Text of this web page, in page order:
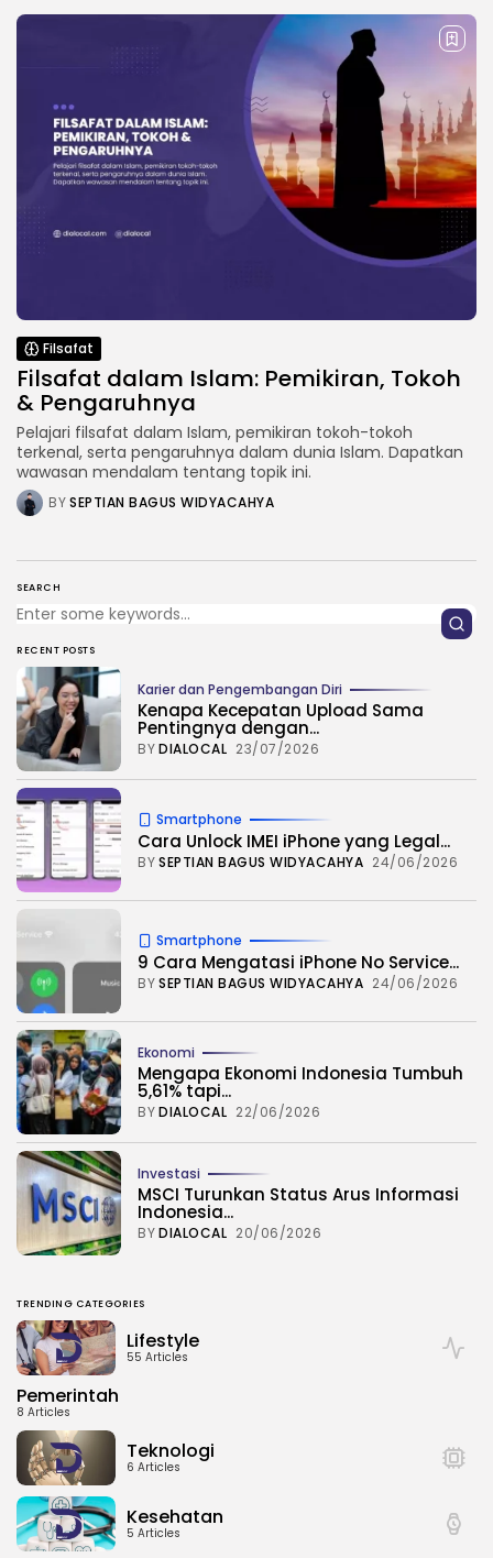
Filsafat
Filsafat dalam Islam: Pemikiran, Tokoh
& Pengaruhnya
Pelajari filsafat dalam Islam, pemikiran tokoh-tokoh
terkenal, serta pengaruhnya dalam dunia Islam. Dapatkan
wawasan mendalam tentang topik ini.
BYSEPTIAN BAGUS WIDYACAHYA
SEARCH
RECENT POSTS
Karier dan Pengembangan Diri
Kenapa Kecepatan Upload Sama
Pentingnya dengan...
BYDIALOCAL 23/07/2026
Smartphone
Cara Unlock IMEI iPhone yang Legal...
BYSEPTIAN BAGUS WIDYACAHYA 24/06/2026
Smartphone
9 Cara Mengatasi iPhone No Service...
BYSEPTIAN BAGUS WIDYACAHYA 24/06/2026
Ekonomi
Mengapa Ekonomi Indonesia Tumbuh
5,61% tapi...
BYDIALOCAL 22/06/2026
Investasi
MSCI Turunkan Status Arus Informasi
Indonesia...
BYDIALOCAL 20/06/2026
TRENDING CATEGORIES
Lifestyle
55 Articles
Pemerintah
8 Articles
Teknologi
6 Articles
Kesehatan
5 Articles